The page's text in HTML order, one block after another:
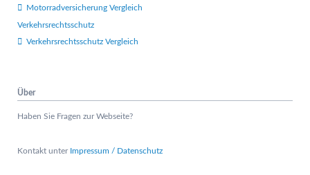
n
n
Motorradversicherung Vergleich
Verkehrsrechtsschutz
Verkehrsrechtsschutz Vergleich
Über
Haben Sie Fragen zur Webseite?
Kontakt unter Impressum / Datenschutz